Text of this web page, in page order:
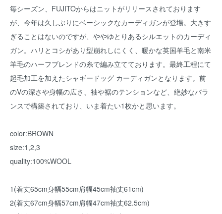
毎シーズン、FUJITOからはニットがリリースされております
が、今年は久しぶりにベーシックなカーディガンが登場。大きす
ぎることはないのですが、ややゆとりあるシルエットのカーディ
ガン。ハリとコシがあり型崩れしにくく、暖かな英国羊毛と南米
羊毛のハーフブレンドの糸で編み立てております。最終工程にて
起毛加工を加えたシャギードッグ カーディガンとなります。前
のVの深さや身幅の広さ、袖や裾のテンションなど、絶妙なバラ
ンスで構築されており、いま着たい1枚かと思います。
color:BROWN
size:1,2,3
quality:100%WOOL
1(着丈65cm身幅55cm肩幅45cm袖丈61cm)
2(着丈67cm身幅57cm肩幅47cm袖丈62.5cm)